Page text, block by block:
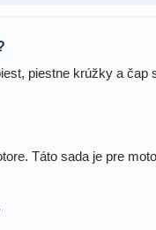
piestne krúžky a
Táto sada je pre